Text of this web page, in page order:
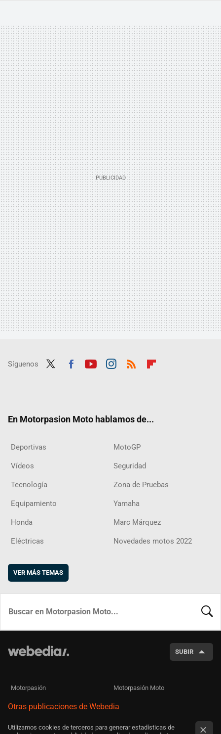
Síguenos
En Motorpasion Moto hablamos de...
Deportivas MotoGP
Vídeos Seguridad
Tecnología Zona de Pruebas
Equipamiento Yamaha
Honda Marc Márquez
Eléctricas Novedades motos 2022
VER MÁS TEMAS
SUBIR
Motorpasión Motorpasión Moto
Otras publicaciones de Webedia
Utilizamos cookies de terceros para generar estadísticas de